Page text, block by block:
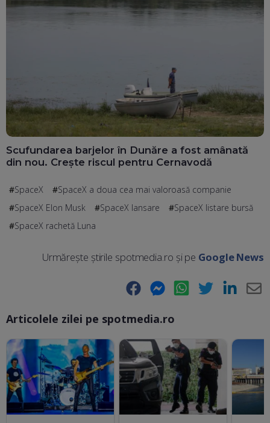
Scufundarea barjelor în Dunăre a fost amânată
din nou. Crește riscul pentru Cernavodă
SpaceX
SpaceX a doua cea mai valoroasă companie
SpaceX Elon Musk
SpaceX lansare
SpaceX listare bursă
SpaceX rachetă Luna
Urmărește știrile spotmedia.ro și pe Google News
Facebook Messenger WhatsApp Twitter LinkedIn
Articolele zilei pe spotmedia.ro